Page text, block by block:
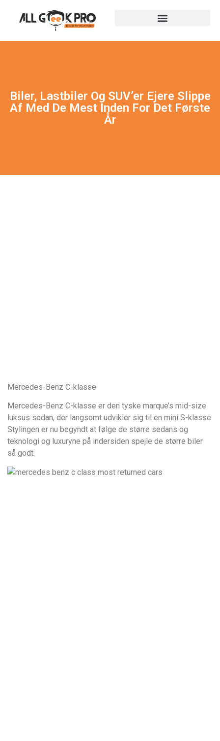
Biler, Lastbiler Og SUV’er Ejere Slippe
Af Med De Mest Inden For Det Første
År
Mercedes-Benz C-klasse
Mercedes-Benz C-klasse er den tyske marque’s mid-size
luksus sedan, der langsomt udvikler sig til en mini S-klasse.
Stylingen er nu begyndt at følge de større sedans og
teknologi og luxuryne på indersiden spejle de større biler
så godt.